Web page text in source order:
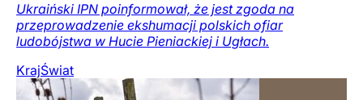
Ukraiński IPN poinformował, że jest zgoda na
przeprowadzenie ekshumacji polskich ofiar
ludobójstwa w Hucie Pieniackiej i Ugłach.
KrajŚwiat